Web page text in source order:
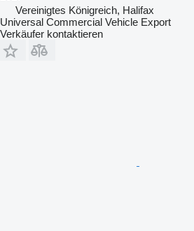
Vereinigtes Königreich, Halifax
Universal Commercial Vehicle Export
Verkäufer kontaktieren